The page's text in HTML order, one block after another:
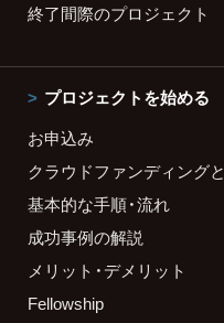
終了間際のプロジェクト
プロジェクトを始める
お申込み
クラウドファンディング
基本的な手順・流れ
成功事例の解説
メリット・デメリット
Fellowship